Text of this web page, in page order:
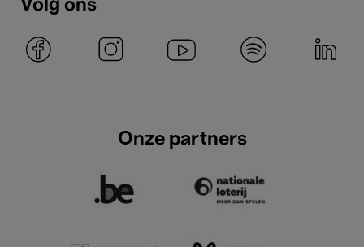
Volg ons
Onze partners